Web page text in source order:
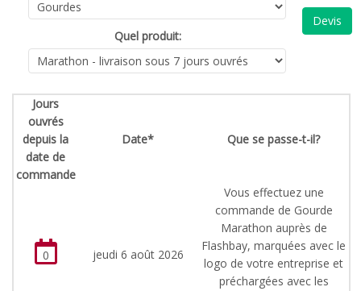
Quel produit:
Devis
Jours
ouvrés
depuis la
date de
commande
Date* Que se passe-t-il?
0 jeudi 6 août 2026
Vous effectuez une
commande de Gourde
Marathon auprès de
Flashbay, marquées avec le
logo de votre entreprise et
préchargées avec les